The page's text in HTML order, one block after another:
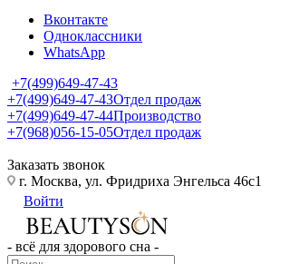
Вконтакте
Одноклассники
WhatsApp
+7(499)649-47-43
+7(499)649-47-43Отдел продаж
+7(499)649-47-44Производство
+7(968)056-15-05Отдел продаж
Заказать звонок
г. Москва, ул. Фридриха Энгельса 46с1
Войти
- всё для здорового сна -